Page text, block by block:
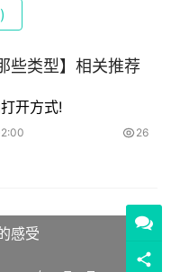
)
些类型】相关推荐
开方式!
26
感受